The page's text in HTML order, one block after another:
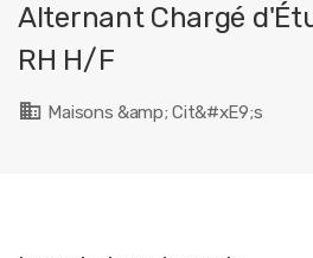
Alternant Chargé
RH H/F
Maisons &amp; Cit&#xE9;s